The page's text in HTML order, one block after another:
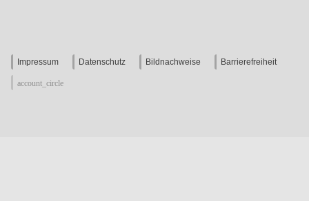
Impressum Datenschutz Bildnachweise Barrierefreiheit
account_circle